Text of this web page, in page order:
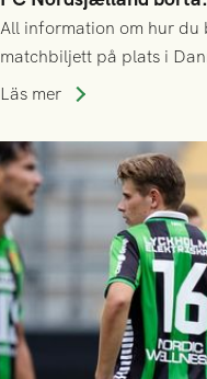
All information om hur du
matchbiljett på plats i
som står på reservlista
Läs mer